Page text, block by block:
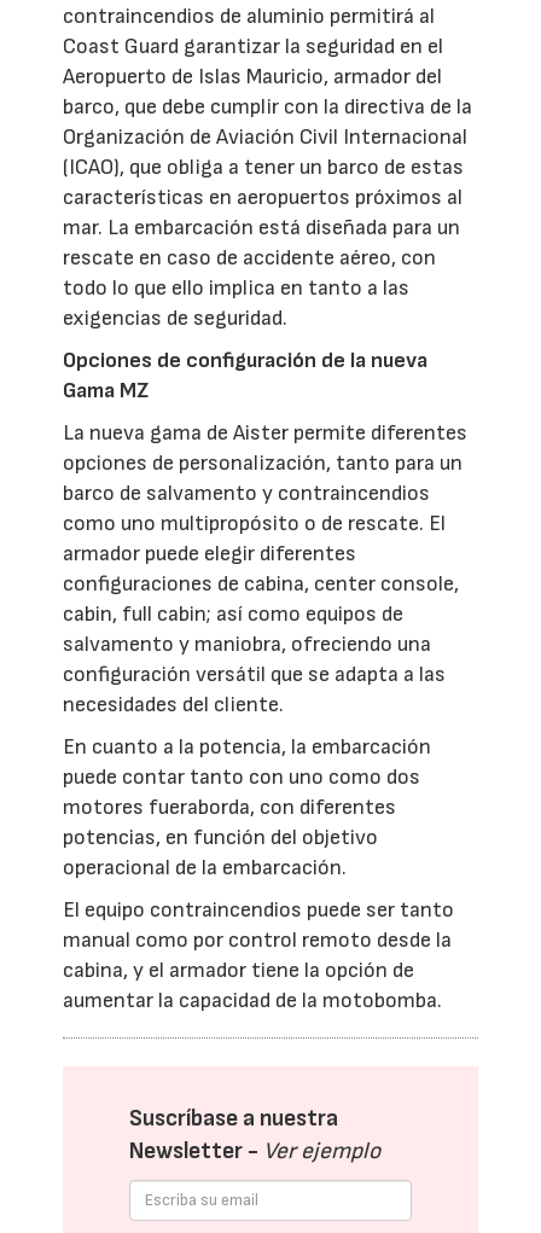
contraincendios de aluminio permitirá al
Coast Guard garantizar la seguridad en el
Aeropuerto de Islas Mauricio, armador del
barco, que debe cumplir con la directiva de la
Organización de Aviación Civil Internacional
(ICAO), que obliga a tener un barco de estas
características en aeropuertos próximos al
mar. La embarcación está diseñada para un
rescate en caso de accidente aéreo, con
todo lo que ello implica en tanto a las
exigencias de seguridad.
Opciones de configuración de la nueva
Gama MZ
La nueva gama de Aister permite diferentes
opciones de personalización, tanto para un
barco de salvamento y contraincendios
como uno multipropósito o de rescate. El
armador puede elegir diferentes
configuraciones de cabina, center console,
cabin, full cabin; así como equipos de
salvamento y maniobra, ofreciendo una
configuración versátil que se adapta a las
necesidades del cliente.
En cuanto a la potencia, la embarcación
puede contar tanto con uno como dos
motores fueraborda, con diferentes
potencias, en función del objetivo
operacional de la embarcación.
El equipo contraincendios puede ser tanto
manual como por control remoto desde la
cabina, y el armador tiene la opción de
aumentar la capacidad de la motobomba.
Suscríbase a nuestra
Newsletter - Ver ejemplo